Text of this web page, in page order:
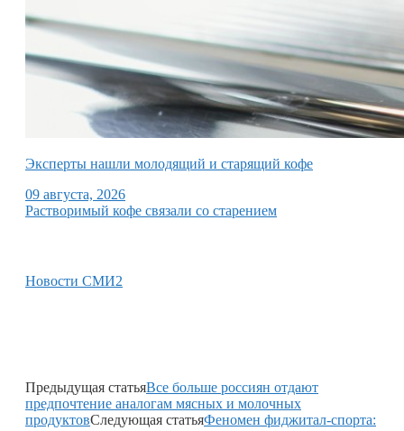
Эксперты нашли молодящий и старящий кофе
09 августа, 2026
Растворимый кофе связали со старением
Новости СМИ2
Предыдущая статьяВсе больше россиян отдают
предпочтение аналогам мясных и молочных
продуктовСледующая статьяФеномен фиджитал-спорта: